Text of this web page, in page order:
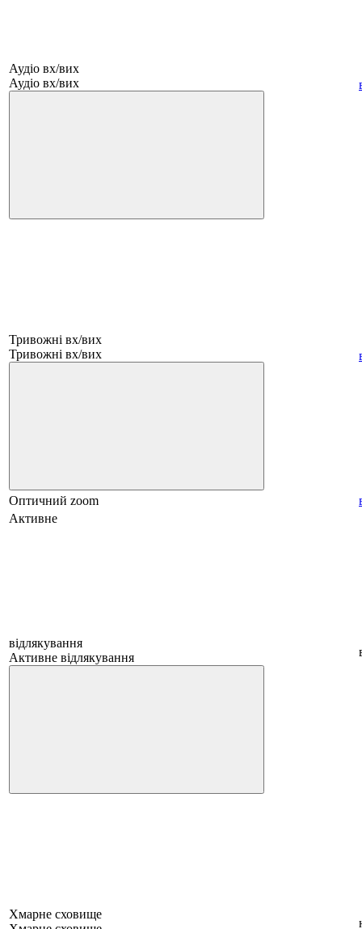
Аудіо вх/вих
Аудіо вх/вих
Тривожні вх/вих
Тривожні вх/вих
Оптичний zoom
Активне
відлякування
Активне відлякування
Хмарне сховище